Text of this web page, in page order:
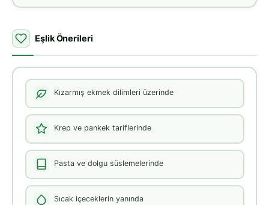
Eşlik Önerileri
Kızarmış ekmek dilimleri üzerinde
Krep ve pankek tariflerinde
Pasta ve dolgu süslemelerinde
Sıcak içeceklerin yanında